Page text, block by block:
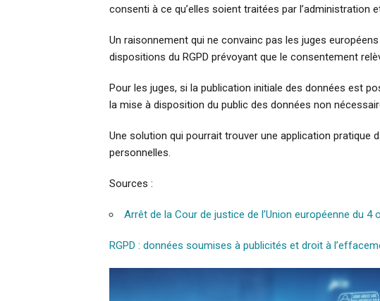
consenti à ce qu’elles soient traitées par l’administration
Un raisonnement qui ne convainc pas les juges
dispositions du RGPD prévoyant que le consentement
Pour les juges, si la publication initiale des données est
la mise à disposition du public des données non
Une solution qui pourrait trouver une application pratique
personnelles.
Sources :
Arrêt de la Cour de justice de l’Union européenne du
RGPD : données soumises à publicités et droit à